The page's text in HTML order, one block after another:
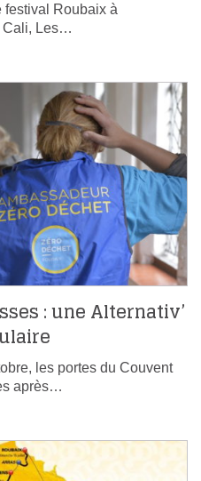
festival Roubaix à
Cali, Les…
: une Alternativ’
les portes du Couvent
après…